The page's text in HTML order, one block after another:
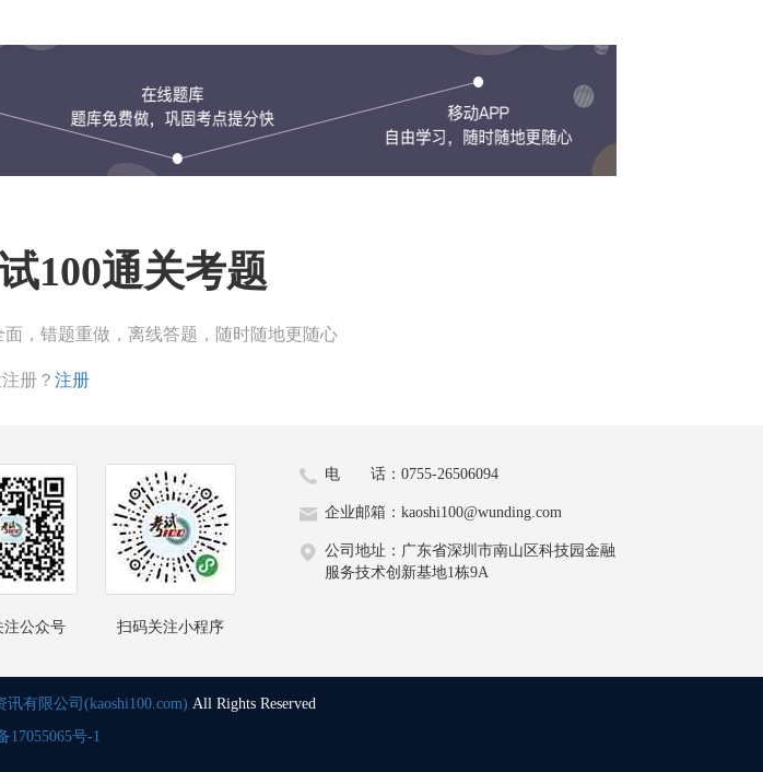
100通关考题
，错题重做，离线答题，随时随地更随心
册？ 注册
注公众号 扫码关注小程序
电 话：0755-26506094
企业邮箱：kaoshi100@wunding.com
公司地址：广东省深圳市南山区科技园金融
服务技术创新基地1栋9A
有限公司(kaoshi100.com) All Rights Reserved
17055065号-1